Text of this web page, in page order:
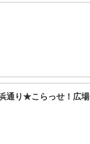
通り★こらっせ！広場